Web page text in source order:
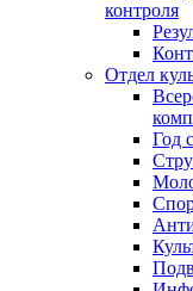
контроля
Отдел
Год